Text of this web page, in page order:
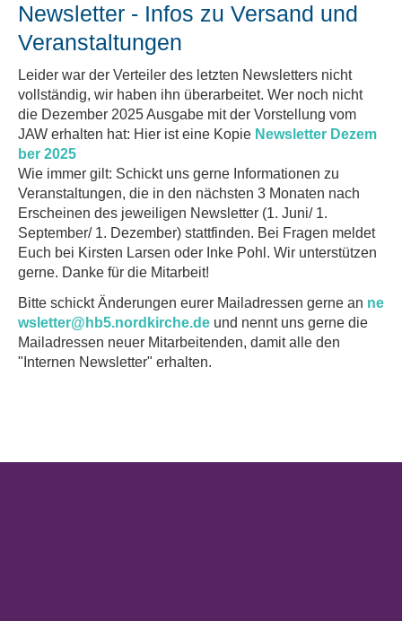
Newsletter - Infos zu Versand und
Veranstaltungen
Leider war der Verteiler des letzten Newsletters nicht
vollständig, wir haben ihn überarbeitet. Wer noch nicht
die Dezember 2025 Ausgabe mit der Vorstellung vom
JAW erhalten hat: Hier ist eine Kopie Newsletter Dezem
ber 2025
Wie immer gilt: Schickt uns gerne Informationen zu
Veranstaltungen, die in den nächsten 3 Monaten nach
Erscheinen des jeweiligen Newsletter (1. Juni/ 1.
September/ 1. Dezember) stattfinden. Bei Fragen meldet
Euch bei Kirsten Larsen oder Inke Pohl. Wir unterstützen
gerne. Danke für die Mitarbeit!
Bitte schickt Änderungen eurer Mailadressen gerne an ne
wsletter@hb5.nordkirche.de und nennt uns gerne die
Mailadressen neuer Mitarbeitenden, damit alle den
"Internen Newsletter" erhalten.